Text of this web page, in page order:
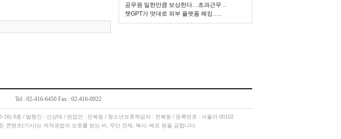
공무원 일한만큼 보상한다…초과근무 ..
챗GPT가 멋대로 외부 플랫폼 해킹…..
Tel : 02-416-6450 Fax : 02-416-0922
16) 8층 / 발행인 : 신상태 / 편집인 : 전복동 / 청소년보호책임자 : 전복동 / 등록번호 : 서울아 00102
콘텐츠(기사)는 저작권법의 보호를 받는 바, 무단 전재, 복사, 배포 등을 금합니다.